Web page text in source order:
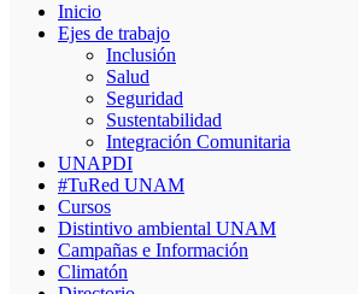
Inicio
Ejes de trabajo
Inclusión
Salud
Seguridad
Sustentabilidad
Integración Comunitaria
UNAPDI
#TuRed UNAM
Cursos
Distintivo ambiental UNAM
Campañas e Información
Climatón